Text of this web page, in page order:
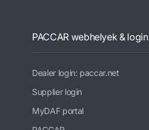
PACCAR webhelyek & login
Dealer login: paccar.net
Supplier login
MyDAF portal